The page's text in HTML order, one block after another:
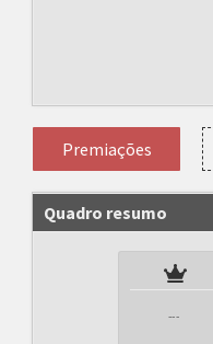
Premiações
Quadro resumo
---